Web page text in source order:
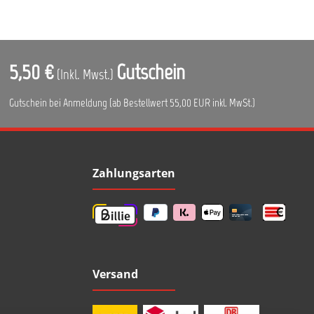
5,50 € (Inkl. Mwst.) Gutschein
Gutschein bei Anmeldung (ab Bestellwert 55,00 EUR inkl. MwSt.)
Zahlungsarten
Versand